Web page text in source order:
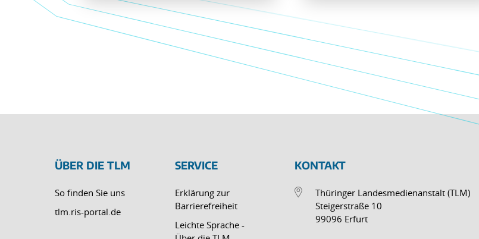
ÜBER DIE TLM
So finden Sie uns
tlm.ris-portal.de
SERVICE
Erklärung zur
Barrierefreiheit
Leichte Sprache -
KONTAKT
Thüringer Landesmedienanstalt (TLM)
Steigerstraße 10
99096 Erfurt